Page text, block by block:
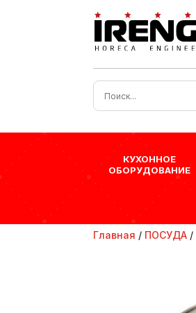
КУХОННОЕ
ОБОРУДОВАНИЕ
Главная / ПОСУДА /